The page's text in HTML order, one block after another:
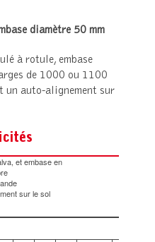
diamètre 50 mm
à rotule, embase
de 1000 ou 1100
un auto-alignement sur
et embase en
sur le sol